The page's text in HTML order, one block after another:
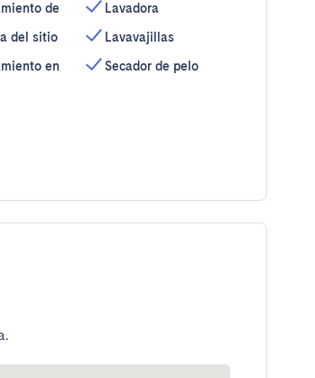
de
del sitio
en
Lavadora
Lavavajillas
Secador de pelo